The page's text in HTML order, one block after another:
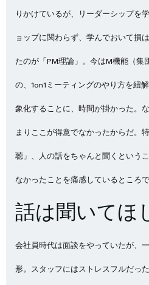
りかけているが、リーダーシップを
ョップに関わらず、学んでおいて損
たのが「PM理論」。今はM機能（集
の、1on1ミーティングのやり方を紐
象化することに、時間が掛かった。
まりここが得意でなかったからだ。
聴」、人の話をちゃんと聞くという
なかったことを痛感しているところで
話は聞いてほ
会社員時代は面談をやっていたが、
形。スタッフにはストレスフルだっ